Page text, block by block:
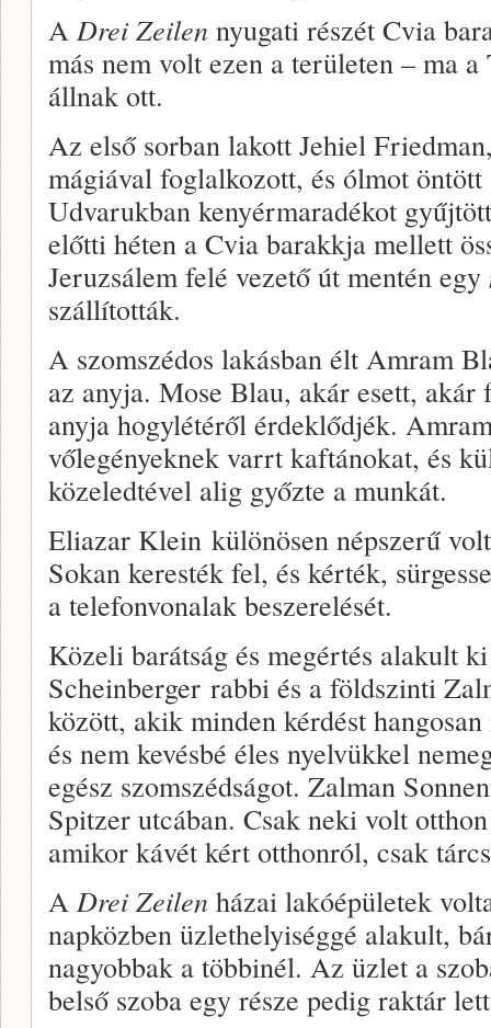
A Drei Zeilen nyugati részét Cvia
más nem volt ezen a területen – ma
állnak ott.
Az első sorban lakott Jehiel
mágiával foglalkozott, és ólmot
Udvarukban kenyérmaradékot
előtti héten a Cvia barakkja mellett
Jeruzsálem felé vezető út mentén egy
szállították.
A szomszédos lakásban élt Amram
az anyja. Mose Blau, akár esett,
anyja hogylétéről érdeklődjék.
vőlegényeknek varrt kaftánokat, és
közeledtével alig győzte a munkát.
Eliazar Klein különösen népszerű
Sokan keresték fel, és kérték,
a telefonvonalak beszerelését.
Közeli barátság és megértés alakult
Scheinberger rabbi és a földszinti
között, akik minden kérdést
és nem kevésbé éles nyelvükkel
egész szomszédságot. Zalman
Spitzer utcában. Csak neki volt
amikor kávét kért otthonról, csak
A Drei Zeilen házai lakóépületek
napközben üzlethelyiséggé alakult,
nagyobbak a többinél. Az üzlet a
belső szoba egy része pedig raktár